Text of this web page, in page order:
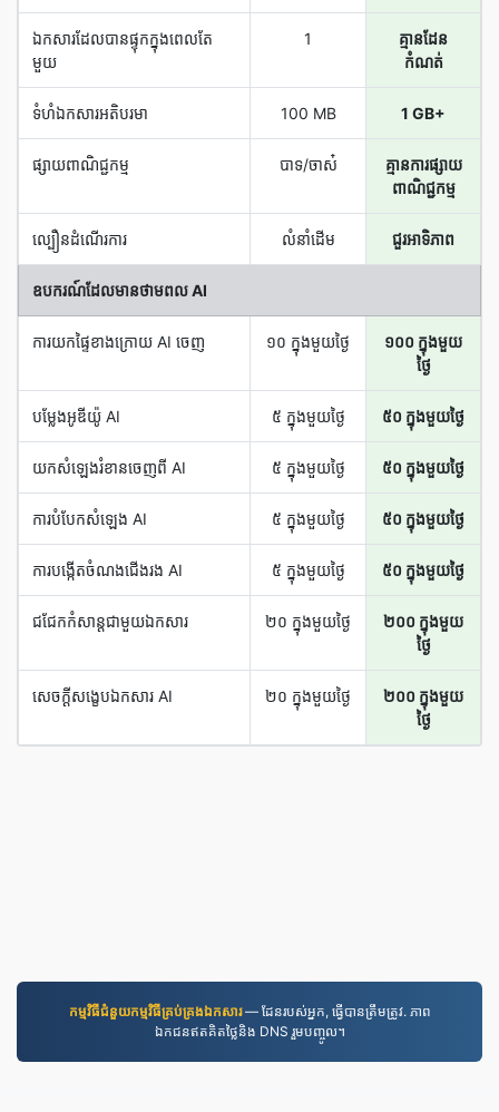
ឯកសារ​ដែល​បាន​ផ្ទុក​ក្នុង​ពេល​តែ​
មួយ
1
គ្មានដែន
កំណត់
ទំហំ​ឯកសារ​អតិបរមា 100 MB 1 GB+
ផ្សាយ​ពាណិជ្ជកម្ម បាទ/ចាស៎
គ្មានការផ្សាយ
ពាណិជ្ជកម្ម
ល្បឿន​ដំណើរការ លំនាំដើម ជួរអាទិភាព
ឧបករណ៍​ដែល​មាន​ថាមពល AI
ការ​យក​ផ្ទៃ​ខាង​ក្រោយ AI ចេញ ១០ ក្នុង​មួយ​ថ្ងៃ
១០០ ក្នុង​មួយ​
ថ្ងៃ
បម្លែង​អូឌីយ៉ូ AI ៥ ក្នុង​មួយ​ថ្ងៃ ៥០ ក្នុង​មួយ​ថ្ងៃ
យក​សំឡេង​រំខាន​ចេញ​ពី AI ៥ ក្នុង​មួយ​ថ្ងៃ ៥០ ក្នុង​មួយ​ថ្ងៃ
ការ​បំបែក​សំឡេង AI ៥ ក្នុង​មួយ​ថ្ងៃ ៥០ ក្នុង​មួយ​ថ្ងៃ
ការ​បង្កើត​ចំណង​ជើង​រង AI ៥ ក្នុង​មួយ​ថ្ងៃ ៥០ ក្នុង​មួយ​ថ្ងៃ
ជជែក​កំសាន្ត​ជាមួយ​ឯកសារ ២០ ក្នុង​មួយ​ថ្ងៃ
២០០ ក្នុង​មួយ​
ថ្ងៃ
សេចក្ដី​សង្ខេប​ឯកសារ AI ២០ ក្នុង​មួយ​ថ្ងៃ
២០០ ក្នុង​មួយ​
ថ្ងៃ
កម្មវិធី​ជំនួយ​កម្មវិធី​គ្រប់គ្រង​ឯកសារ— ដែនរបស់អ្នក, ធ្វើបានត្រឹមត្រូវ. ភាព
ឯកជនឥតគិតថ្លៃនិង DNS រួមបញ្ចូល។